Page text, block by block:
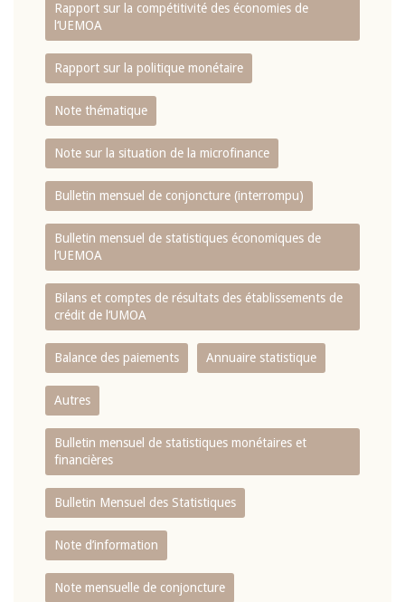
Rapport sur la compétitivité des économies de
l‘UEMOA
Rapport sur la politique monétaire
Note thématique
Note sur la situation de la microfinance
Bulletin mensuel de conjoncture (interrompu)
Bulletin mensuel de statistiques économiques de
l‘UEMOA
Bilans et comptes de résultats des établissements de
crédit de l‘UMOA
Balance des paiements Annuaire statistique
Autres
Bulletin mensuel de statistiques monétaires et
financières
Bulletin Mensuel des Statistiques
Note d’information
Note mensuelle de conjoncture